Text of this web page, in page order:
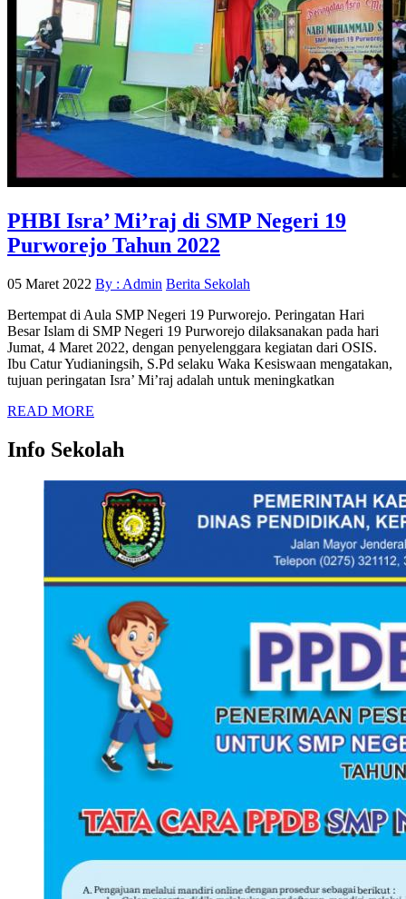
PHBI Isra’ Mi’raj di SMP Negeri 19
Purworejo Tahun 2022
05 Maret 2022 By : Admin Berita Sekolah
Bertempat di Aula SMP Negeri 19 Purworejo. Peringatan Hari
Besar Islam di SMP Negeri 19 Purworejo dilaksanakan pada hari
Jumat, 4 Maret 2022, dengan penyelenggara kegiatan dari OSIS.
Ibu Catur Yudianingsih, S.Pd selaku Waka Kesiswaan mengatakan,
tujuan peringatan Isra’ Mi’raj adalah untuk meningkatkan
READ MORE
Info Sekolah